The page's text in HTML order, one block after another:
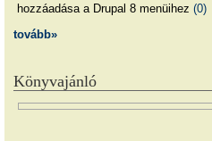
hozzáadása a Drupal 8 menüihez (0)
tovább»
Könyvajánló